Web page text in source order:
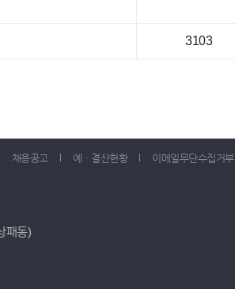
3103
채용공고 예ㆍ결산현황 이메일무단수집거부
패동)